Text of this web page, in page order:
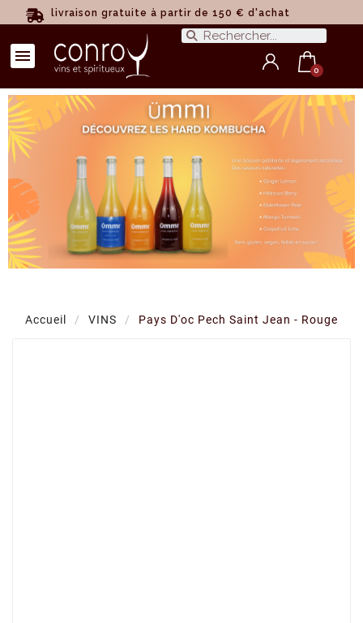
livraison gratuite à partir de 150 € d'achat
Accueil VINS Pays D'oc Pech Saint Jean - Rouge